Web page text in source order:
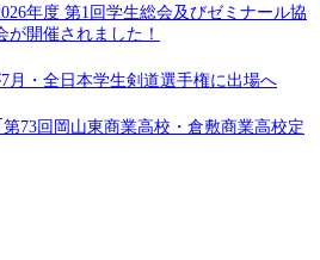
年度 第1回学生総会及びゼミナール協
開催されました！
7月・全日本学生剣道選手権に出場へ
73回岡山東商業高校・倉敷商業高校定